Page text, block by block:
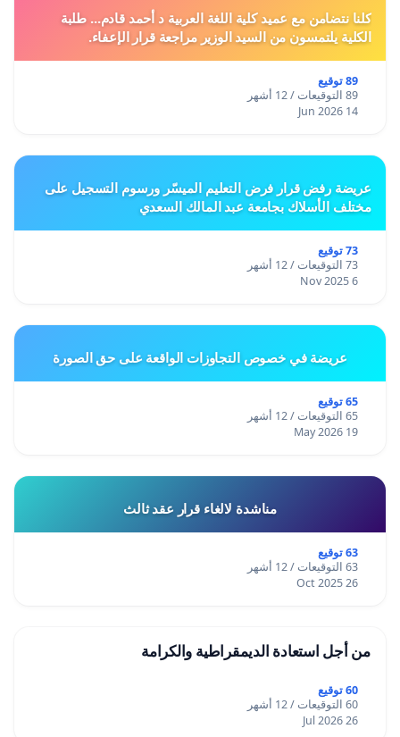
كلنا نتضامن مع عميد كلية اللغة العربية د أحمد قادم... طلبة
الكلية يلتمسون من السيد الوزير مراجعة قرار الإعفاء.
89 توقيع
89 التوقيعات / 12 أشهر
14 Jun 2026
عريضة رفض قرار فرض التعليم الميسّر ورسوم التسجيل على
مختلف الأسلاك بجامعة عبد المالك السعدي
73 توقيع
73 التوقيعات / 12 أشهر
6 Nov 2025
عريضة في خصوص التجاوزات الواقعة على حق الصورة
65 توقيع
65 التوقيعات / 12 أشهر
19 May 2026
مناشدة لالغاء قرار عقد ثالث
63 توقيع
63 التوقيعات / 12 أشهر
26 Oct 2025
من أجل استعادة الديمقراطية والكرامة
60 توقيع
60 التوقيعات / 12 أشهر
26 Jul 2026